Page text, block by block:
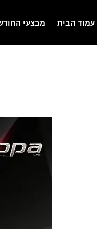
מבצעי עמוד הבית